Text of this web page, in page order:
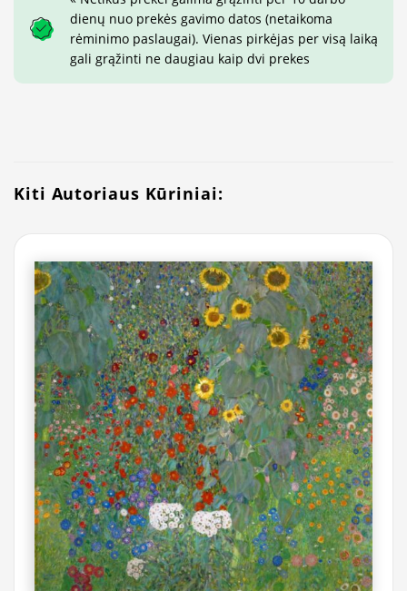
dienų nuo prekės gavimo datos (netaikoma
rėminimo paslaugai). Vienas pirkėjas per visą laiką
gali grąžinti ne daugiau kaip dvi prekes
Kiti Autoriaus Kūriniai: